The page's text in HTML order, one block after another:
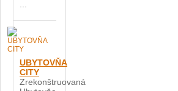
UBYTOVŇA
CITY
Zrekonštruovaná